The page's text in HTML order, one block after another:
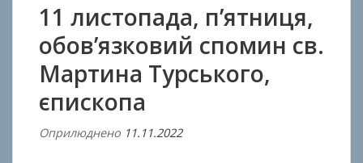
11 листопада, п’ятниця,
обов’язковий спомин св.
Мартина Турського,
єпископа
Оприлюднено 11.11.2022В